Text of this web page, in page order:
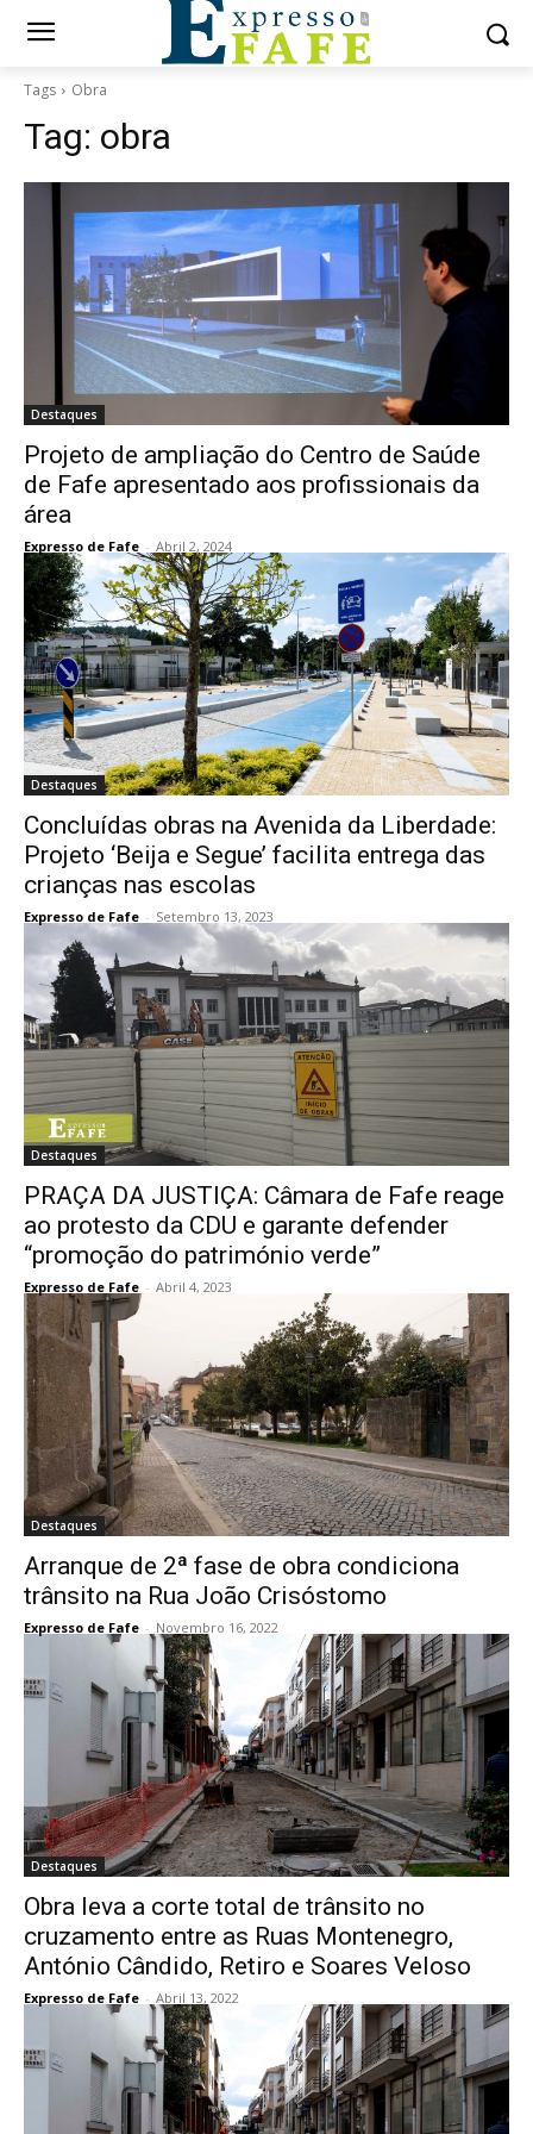
Tags Obra
Tag: obra
Destaques
Projeto de ampliação do Centro de Saúde
de Fafe apresentado aos profissionais da
área
Expresso de Fafe - Abril 2, 2024
Destaques
Concluídas obras na Avenida da Liberdade:
Projeto ‘Beija e Segue’ facilita entrega das
crianças nas escolas
Expresso de Fafe - Setembro 13, 2023
Destaques
PRAÇA DA JUSTIÇA: Câmara de Fafe reage
ao protesto da CDU e garante defender
“promoção do património verde”
Expresso de Fafe - Abril 4, 2023
Destaques
Arranque de 2ª fase de obra condiciona
trânsito na Rua João Crisóstomo
Expresso de Fafe - Novembro 16, 2022
Destaques
Obra leva a corte total de trânsito no
cruzamento entre as Ruas Montenegro,
António Cândido, Retiro e Soares Veloso
Expresso de Fafe - Abril 13, 2022